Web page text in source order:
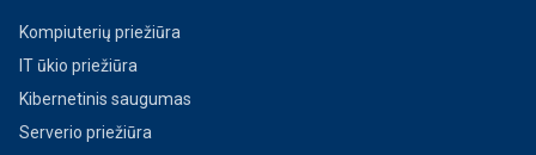
Kompiuterių priežiūra
IT ūkio priežiūra
Kibernetinis saugumas
Serverio priežiūra